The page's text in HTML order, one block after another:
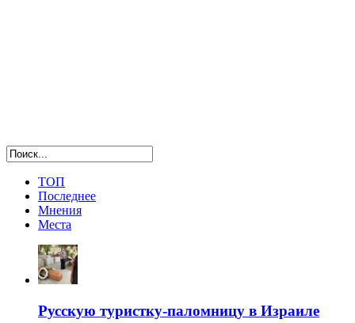
ТОП
Последнее
Мнения
Места
Русскую туристку-паломницу в Израиле